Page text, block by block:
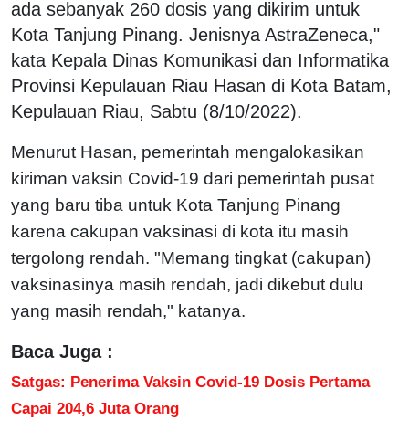
ada sebanyak 260 dosis yang dikirim untuk
Kota Tanjung Pinang. Jenisnya AstraZeneca,"
kata Kepala Dinas Komunikasi dan Informatika
Provinsi Kepulauan Riau Hasan di Kota Batam,
Kepulauan Riau, Sabtu (8/10/2022).
Menurut Hasan, pemerintah mengalokasikan
kiriman vaksin Covid-19 dari pemerintah pusat
yang baru tiba untuk Kota Tanjung Pinang
karena cakupan vaksinasi di kota itu masih
tergolong rendah. "Memang tingkat (cakupan)
vaksinasinya masih rendah, jadi dikebut dulu
yang masih rendah," katanya.
Baca Juga :
Satgas: Penerima Vaksin Covid-19 Dosis Pertama
Capai 204,6 Juta Orang